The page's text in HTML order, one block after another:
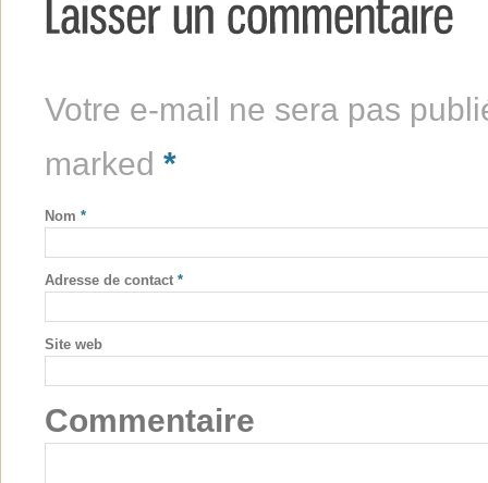
Votre e-mail ne sera pas
marked *
Nom *
Adresse de contact *
Site web
Commentaire